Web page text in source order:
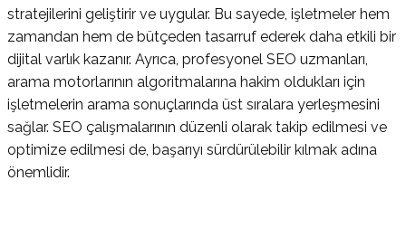
stratejilerini geliştirir ve uygular. Bu sayede, işletmeler hem
zamandan hem de bütçeden tasarruf ederek daha etkili bir
dijital varlık kazanır. Ayrıca, profesyonel SEO uzmanları,
arama motorlarının algoritmalarına hakim oldukları için
işletmelerin arama sonuçlarında üst sıralara yerleşmesini
sağlar. SEO çalışmalarının düzenli olarak takip edilmesi ve
optimize edilmesi de, başarıyı sürdürülebilir kılmak adına
önemlidir.